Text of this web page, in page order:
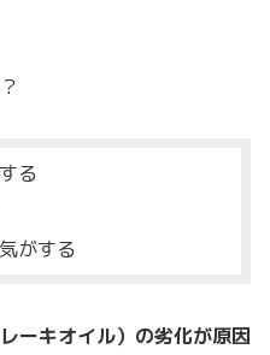
る
がする
ーキオイル）の劣化が原因